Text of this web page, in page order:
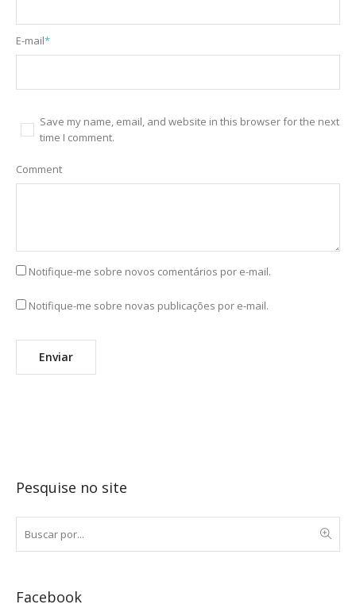
E-mail*
Save my name, email, and website in this browser for the next
time I comment.
Comment
Notifique-me sobre novos comentários por e-mail.
Notifique-me sobre novas publicações por e-mail.
Pesquise no site
Facebook